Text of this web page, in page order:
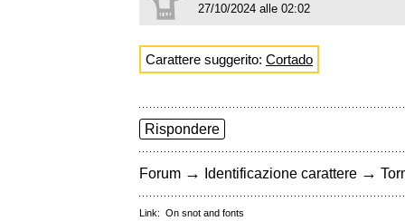
27/10/2024 alle 02:02
Carattere suggerito: Cortado
Rispondere
Forum → Identificazione carattere →
Link: On snot and fonts